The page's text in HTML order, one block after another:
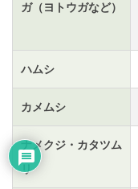
ガ（ヨトウガなど）
ハムシ
カメムシ
ナメクジ・カタツム
リ